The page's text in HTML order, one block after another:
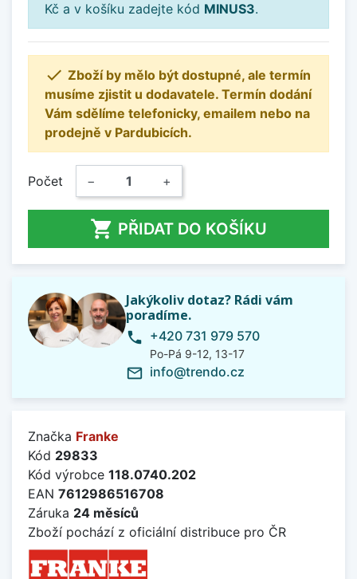
Kč a v košíku zadejte kód MINUS3.
 Zboží by mělo být dostupné, ale termín
musíme zjistit u dodavatele. Termín dodání
Vám sdělíme telefonicky, emailem nebo na
prodejně v Pardubicích.
Počet − +
 PŘIDAT DO KOŠÍKU
Jakýkoliv dotaz? Rádi vám
poradíme.
phone +420 731 979 570
Po-Pá 9-12, 13-17
mail_outline info@trendo.cz
Značka Franke
Kód 29833
Kód výrobce 118.0740.202
EAN 7612986516708
Záruka 24 měsíců
Zboží pochází z oficiální distribuce pro ČR